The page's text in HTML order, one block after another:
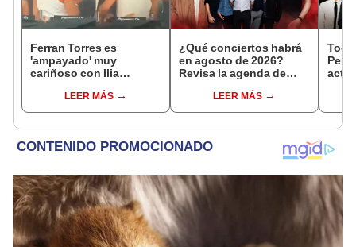
Ferran Torres es
'ampayado' muy
cariñoso con Ilia
artes marciales, y
desata gran revuelo en
LEER MÁS
¿Qué conciertos habrá
en agosto de 2026?
Revisa la agenda de
LEER MÁS
Perú